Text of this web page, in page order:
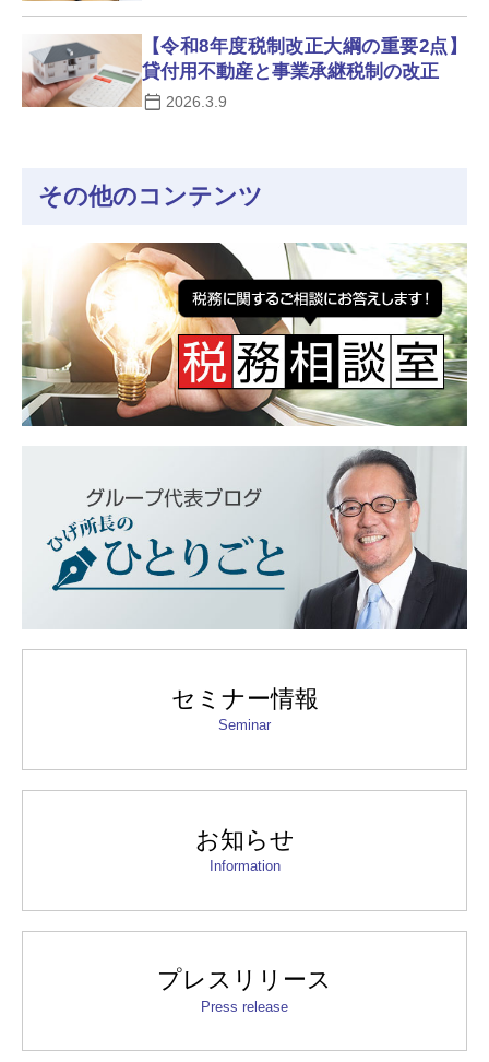
【令和8年度税制改正大綱の重要2点】
貸付用不動産と事業承継税制の改正
2026.3.9
その他のコンテンツ
セミナー情報
Seminar
お知らせ
Information
プレスリリース
Press release